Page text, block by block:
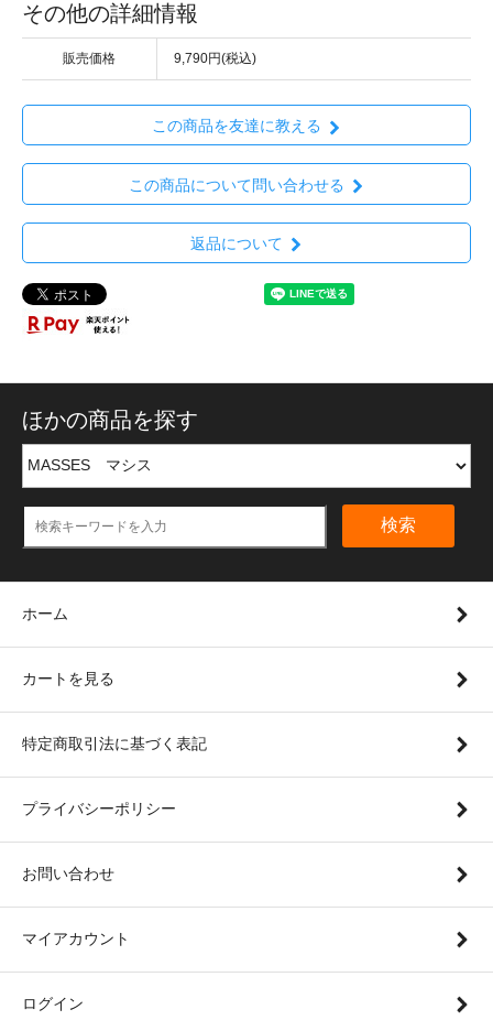
その他の詳細情報
販売価格 9,790円(税込)
この商品を友達に教える
この商品について問い合わせる
返品について
ほかの商品を探す
検索
ホーム
カートを見る
特定商取引法に基づく表記
プライバシーポリシー
お問い合わせ
マイアカウント
ログイン